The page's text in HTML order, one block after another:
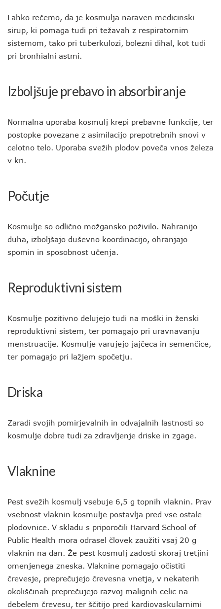
Lahko rečemo, da je kosmulja naraven medicinski
sirup, ki pomaga tudi pri težavah z respiratornim
sistemom, tako pri tuberkulozi, bolezni dihal, kot tudi
pri bronhialni astmi.
Izboljšuje prebavo in absorbiranje
Normalna uporaba kosmulj krepi prebavne funkcije, ter
postopke povezane z asimilacijo prepotrebnih snovi v
celotno telo. Uporaba svežih plodov poveča vnos železa
v kri.
Počutje
Kosmulje so odlično možgansko poživilo. Nahranijo
duha, izboljšajo duševno koordinacijo, ohranjajo
spomin in sposobnost učenja.
Reproduktivni sistem
Kosmulje pozitivno delujejo tudi na moški in ženski
reproduktivni sistem, ter pomagajo pri uravnavanju
menstruacije. Kosmulje varujejo jajčeca in semenčice,
ter pomagajo pri lažjem spočetju.
Driska
Zaradi svojih pomirjevalnih in odvajalnih lastnosti so
kosmulje dobre tudi za zdravljenje driske in zgage.
Vlaknine
Pest svežih kosmulj vsebuje 6,5 g topnih vlaknin. Prav
vsebnost vlaknin kosmulje postavlja pred vse ostale
plodovnice. V skladu s priporočili Harvard School of
Public Health mora odrasel človek zaužiti vsaj 20 g
vlaknin na dan. Že pest kosmulj zadosti skoraj tretjini
omenjenega zneska. Vlaknine pomagajo očistiti
črevesje, preprečujejo črevesna vnetja, v nekaterih
okoliščinah preprečujejo razvoj malignih celic na
debelem črevesu, ter ščitijo pred kardiovaskularnimi